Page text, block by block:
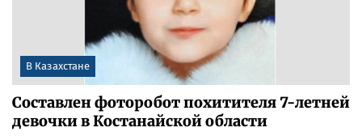
В Казахстане
Составлен фоторобот похитителя 7-летней
девочки в Костанайской области